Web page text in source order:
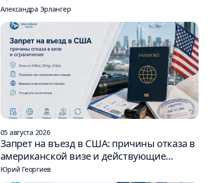
Александра Эрлангер
05 августа 2026
Запрет на въезд в США: причины отказа в
американской визе и действующие
ограничения
Юрий Георгиев